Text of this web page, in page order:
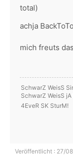
total)
achja
mich freuts
SchwarZ WeisS
SchwarZ WeisS
4EveR SK SturM!
Veröffentlicht : 27/